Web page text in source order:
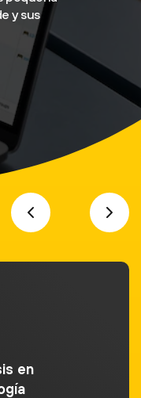
y sus
en